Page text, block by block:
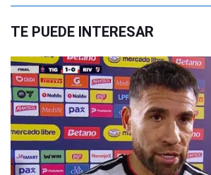
TE PUEDE INTERESAR